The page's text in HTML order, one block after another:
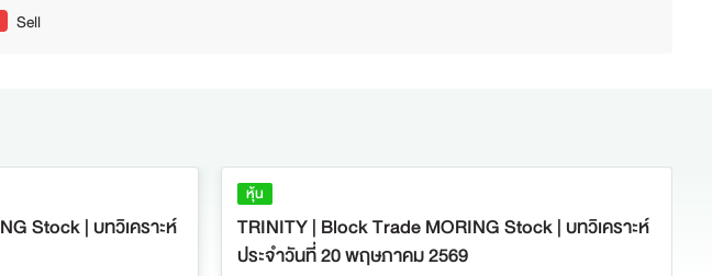
Sell
หุ้น
TRINITY | Block Trade MORING Stock | บทวิเคราะห์
ประจำวันที่ 20 พฤษภาคม 2569